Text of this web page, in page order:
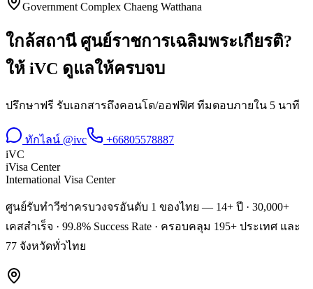
Government Complex Chaeng Watthana
ใกล้สถานี ศูนย์ราชการเฉลิมพระเกียรติ?
ให้ iVC ดูแลให้ครบจบ
ปรึกษาฟรี รับเอกสารถึงคอนโด/ออฟฟิศ ทีมตอบภายใน 5 นาที
ทักไลน์ @ivc
+66805578887
iVC
iVisa Center
International Visa Center
ศูนย์รับทำวีซ่าครบวงจรอันดับ 1 ของไทย — 14+ ปี · 30,000+
เคสสำเร็จ · 99.8% Success Rate · ครอบคลุม 195+ ประเทศ และ
77 จังหวัดทั่วไทย